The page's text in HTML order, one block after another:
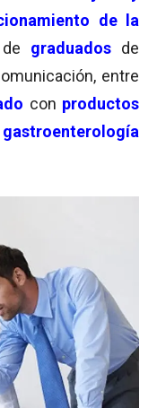
de la
graduados de
entre
con productos
gastroenterología